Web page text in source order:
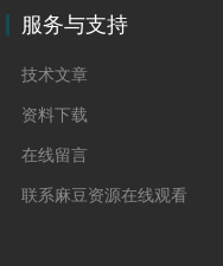
服务与支持
技术文章
资料下载
在线留言
联系麻豆资源在线观看